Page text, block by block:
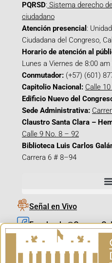
PQRSD: Sistema derecho
ciudadano
Atención presencial :
Ciudadana del Congreso,
Horario de atención al
Lunes a Viernes de 8:00
Conmutador: (+57) (601)
Capitolio Nacional: Calle
Edificio Nuevo del
Sede Administrativa:
Claustro Santa Clara –
Calle 9 No. 8 – 92
Biblioteca Luis Carlos
Carrera 6 # 8–94
Señal en Vivo
X_@CamaraColombia